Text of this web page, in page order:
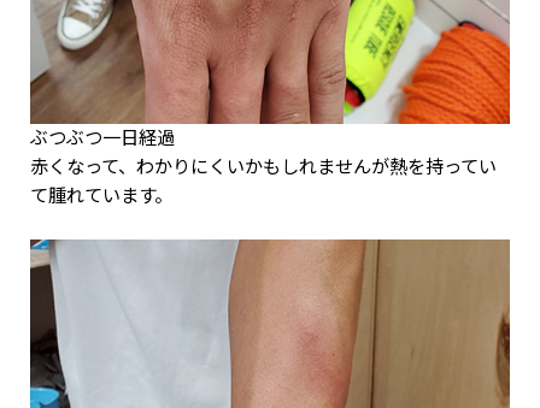
ぶつぶつ一日経過
赤くなって、わかりにくいかもしれませんが熱を持ってい
て腫れています。